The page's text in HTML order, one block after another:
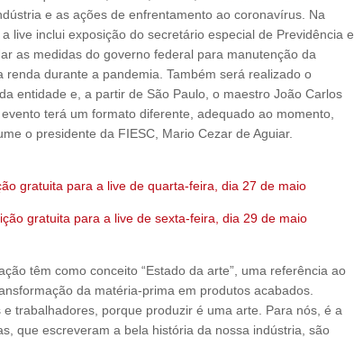
e as ações de enfrentamento ao coronavírus. Na
live inclui exposição do secretário especial de Previdência e
as medidas do governo federal para manutenção da
durante a pandemia. Também será realizado o
da entidade e, a partir de São Paulo, o maestro João Carlos
terá um formato diferente, adequado ao momento,
o presidente da FIESC, Mario Cezar de Aguiar.
gratuita para a live de quarta-feira, dia 27 de maio
gratuita para a live de sexta-feira, dia 29 de maio
têm como conceito “Estado da arte”, uma referência ao
da matéria-prima em produtos acabados.
trabalhadores, porque produzir é uma arte. Para nós, é a
que escreveram a bela história da nossa indústria, são